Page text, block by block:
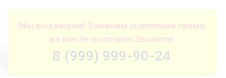
Мы выезжаем! Заменим сцепление прямо
на месте поломки! Звоните!
8 (999) 999-90-24